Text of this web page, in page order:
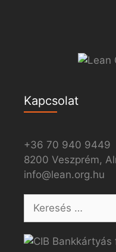
Kapcsolat
+36 70 940 9449
8200 Veszprém,
info@lean.org.hu